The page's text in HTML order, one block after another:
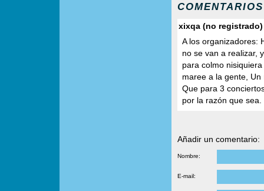
COMENTARIOS
xixqa (no registrado)
A los organizadores:
no se van a realizar,
para colmo
maree a la gente,
Que para 3
por la razón que sea.
Añadir un comentario:
Nombre:
E-mail: